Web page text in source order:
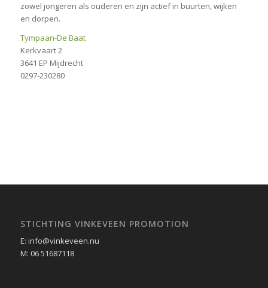
zowel jongeren als ouderen en zijn actief in buurten, wijken
en dorpen.
Tympaan-De Baat
Kerkvaart 2
3641 EP Mijdrecht
0297-230280
STICHTING VINKEVEEN PROMOTION
E: info@vinkeveen.nu
M: 06 51687118